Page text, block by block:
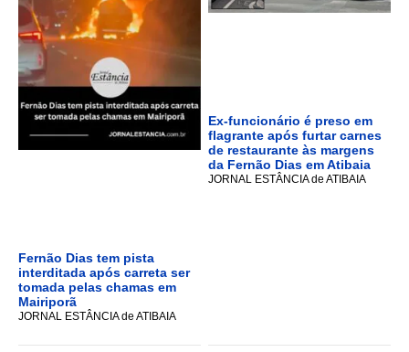
Fernão Dias tem pista
interditada após carreta ser
tomada pelas chamas em
Mairiporã
JORNAL ESTÂNCIA de ATIBAIA
Ex-funcionário é preso em
flagrante após furtar carnes
de restaurante às margens
da Fernão Dias em Atibaia
JORNAL ESTÂNCIA de ATIBAIA